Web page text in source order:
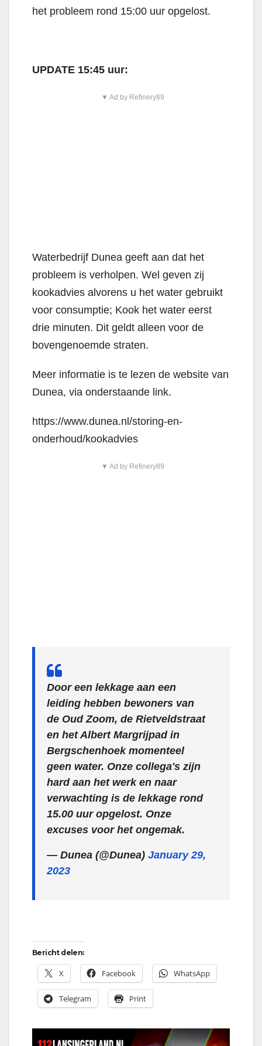
het probleem rond 15:00 uur opgelost.
UPDATE 15:45 uur:
▼ Ad by Refinery89
Waterbedrijf Dunea geeft aan dat het
probleem is verholpen. Wel geven zij
kookadvies alvorens u het water gebruikt
voor consumptie; Kook het water eerst
drie minuten. Dit geldt alleen voor de
bovengenoemde straten.
Meer informatie is te lezen de website van
Dunea, via onderstaande link.
https://www.dunea.nl/storing-en-
onderhoud/kookadvies
▼ Ad by Refinery89
Door een lekkage aan een
leiding hebben bewoners van
de Oud Zoom, de Rietveldstraat
en het Albert Margrijpad in
Bergschenhoek momenteel
geen water. Onze collega's zijn
hard aan het werk en naar
verwachting is de lekkage rond
15.00 uur opgelost. Onze
excuses voor het ongemak.
— Dunea (@Dunea) January 29,
2023
Bericht delen:
X Facebook WhatsApp
Telegram Print